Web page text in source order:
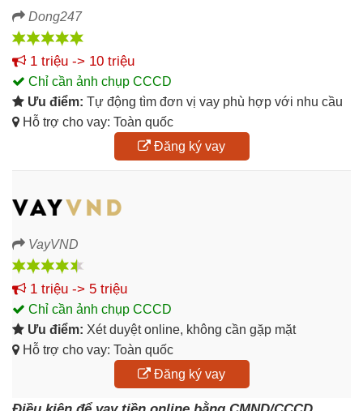
Dong247
1 triệu -> 10 triệu
Chỉ cần ảnh chụp CCCD
Ưu điểm: Tự động tìm đơn vị vay phù hợp với nhu cầu
Hỗ trợ cho vay: Toàn quốc
Đăng ký vay
VayVND
1 triệu -> 5 triệu
Chỉ cần ảnh chụp CCCD
Ưu điểm: Xét duyệt online, không cần gặp mặt
Hỗ trợ cho vay: Toàn quốc
Đăng ký vay